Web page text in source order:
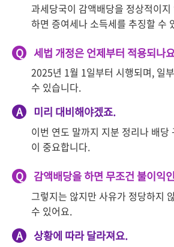
과세당국이 감액배당을 정상적이
하면 증여세나 소득세를 추징할 수
Q 세법 개정은 언제부터 적용되나
2025년 1월 1일부터 시행되며, 일
수 있습니다.
A 미리 대비해야겠죠.
이번 연도 말까지 지분 정리나 배당
이 중요합니다.
Q 감액배당을 하면 무조건 불이익
그렇지는 않지만 사유가 정당하지
수 있어요.
A 상황에 따라 달라져요.